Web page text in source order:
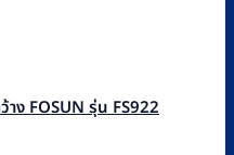
ง FOSUN รุ่น FS922